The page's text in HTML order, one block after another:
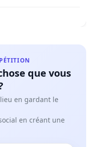
que vous
en gardant le
en créant une